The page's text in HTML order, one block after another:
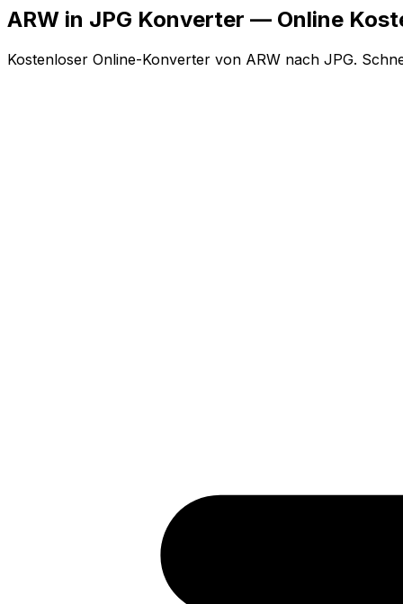
ARW in JPG Konverter — Online
Kostenloser Online-Konverter von ARW nach JPG.